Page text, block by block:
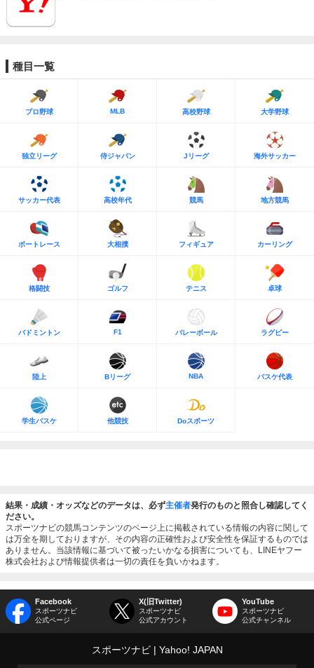
種目一覧
プロ野球 MLB 高校野球 大学野球
独立リーグ 侍ジャパン Jリーグ 海外サッカー
サッカー代表 高校年代 競馬 地方競馬
ボートレース 大相撲 フィギュア カーリング
格闘技 ゴルフ テニス 卓球
バドミントン F1 バレーボール ラグビー
陸上 Bリーグ NBA バスケ代表
学生バスケ 他競技 Doスポーツ
結果・成績・オッズなどのデータは、必ず主催者発行のものと照合し確認してく
ださい。
スポーツナビの競馬コンテンツのページ上に掲載されている情報の内容に関して
は万全を期しておりますが、その内容の正確性および安全性を保証するものでは
ありません。当該情報に基づいて被ったいかなる損害についても、LINEヤフー
株式会社および情報提供者は一切の責任を負いかねます。
Facebook
スポーツナビ
公式ページ
X(旧Twitter)
スポーツナビ
公式アカウント
YouTube
スポーツナビ
公式チャンネル
スポーツナビ Yahoo! JAPAN